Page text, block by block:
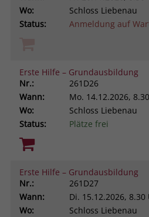
Wo:
Schloss Liebenau
Status:
Anmeldung auf
Erste Hilfe – Grundausbildung
Nr.:
261D26
Wann:
Mo. 14.12.2026,
Wo:
Schloss Liebenau
Status:
Plätze frei
Erste Hilfe – Grundausbildung
Nr.:
261D27
Wann:
Di. 15.12.2026, 8.30
Wo:
Schloss Liebenau